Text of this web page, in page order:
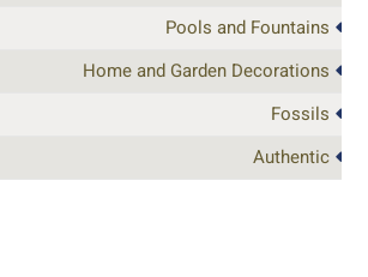
Pools and Fountains
Home and Garden Decorations
Fossils
Authentic